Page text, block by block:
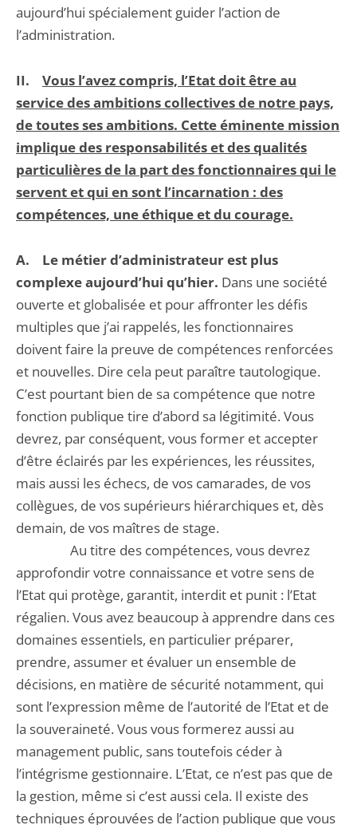
aujourd’hui spécialement guider l’action de
l’administration.
II. Vous l’avez compris, l’Etat doit être au
service des ambitions collectives de notre pays,
de toutes ses ambitions. Cette éminente mission
implique des responsabilités et des qualités
particulières de la part des fonctionnaires qui le
servent et qui en sont l’incarnation : des
compétences, une éthique et du courage.
A. Le métier d’administrateur est plus
complexe aujourd’hui qu’hier. Dans une société
ouverte et globalisée et pour affronter les défis
multiples que j’ai rappelés, les fonctionnaires
doivent faire la preuve de compétences renforcées
et nouvelles. Dire cela peut paraître tautologique.
C’est pourtant bien de sa compétence que notre
fonction publique tire d’abord sa légitimité. Vous
devrez, par conséquent, vous former et accepter
d’être éclairés par les expériences, les réussites,
mais aussi les échecs, de vos camarades, de vos
collègues, de vos supérieurs hiérarchiques et, dès
demain, de vos maîtres de stage.
Au titre des compétences, vous devrez
approfondir votre connaissance et votre sens de
l’Etat qui protège, garantit, interdit et punit : l’Etat
régalien. Vous avez beaucoup à apprendre dans ces
domaines essentiels, en particulier préparer,
prendre, assumer et évaluer un ensemble de
décisions, en matière de sécurité notamment, qui
sont l’expression même de l’autorité de l’Etat et de
la souveraineté. Vous vous formerez aussi au
management public, sans toutefois céder à
l’intégrisme gestionnaire. L’Etat, ce n’est pas que de
la gestion, même si c’est aussi cela. Il existe des
techniques éprouvées de l’action publique que vous